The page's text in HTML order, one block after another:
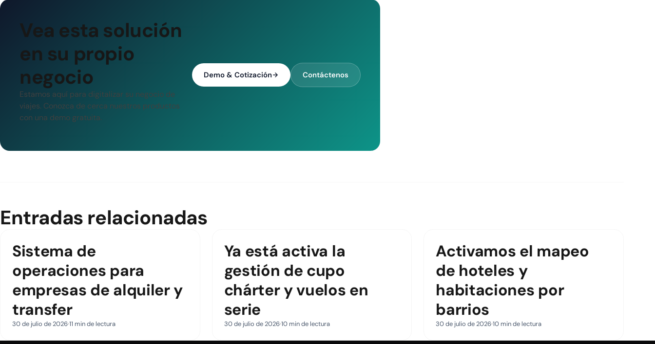
Vea esta solución
en su propio
negocio
Estamos aquí para digitalizar su negocio de
viajes. Conozca de cerca nuestros productos
con una demo gratuita.
Demo & Cotización Contáctenos
Entradas relacionadas
Sistema de
operaciones para
empresas de alquiler y
transfer
30 de julio de 202611 min de lectura
Ya está activa la
gestión de cupo
chárter y vuelos en
serie
30 de julio de 202610 min de lectura
Activamos el mapeo
de hoteles y
habitaciones por
barrios
30 de julio de 202610 min de lectura